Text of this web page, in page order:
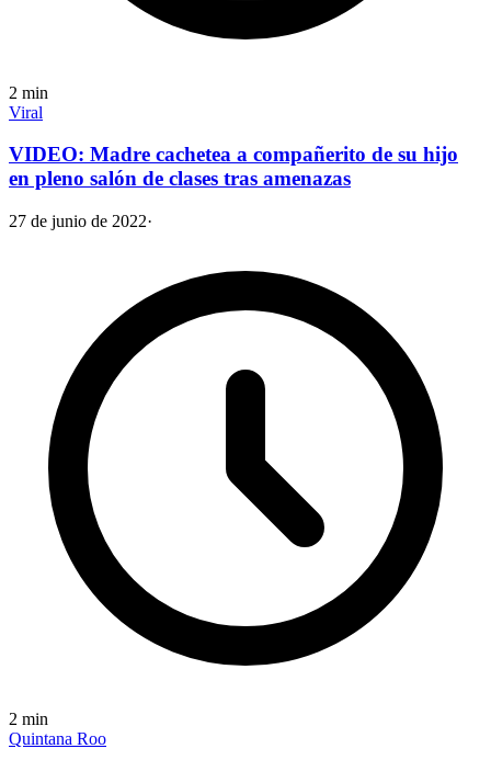
2 min
Viral
VIDEO: Madre cachetea a compañerito de su hijo
en pleno salón de clases tras amenazas
27 de junio de 2022·
2 min
Quintana Roo